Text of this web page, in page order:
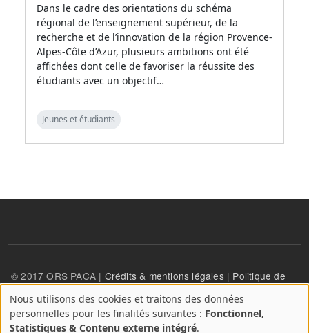
Dans le cadre des orientations du schéma
régional de l’enseignement supérieur, de la
recherche et de l’innovation de la région Provence-
Alpes-Côte d’Azur, plusieurs ambitions ont été
affichées dont celle de favoriser la réussite des
étudiants avec un objectif…
Jeunes et étudiants
© 2017 ORS PACA | Crédits & mentions légales| Politique de
confidentialité
A
propos
Nous utilisons des cookies et traitons des données
personnelles pour les finalités suivantes : Fonctionnel,
Statistiques & Contenu externe intégré.